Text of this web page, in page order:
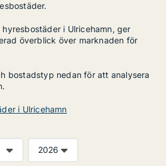
i Ulricehamn, ger
överblick över marknaden för
bostadstyp nedan för att analysera
i Ulricehamn